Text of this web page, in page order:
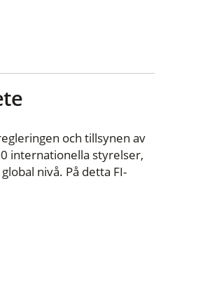
och tillsynen av
internationella styrelser,
nivå. På detta FI-